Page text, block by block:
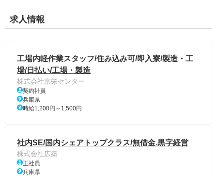
求人情報
工場内軽作業スタッフ/住み込み可/即入寮/製造・工
場/日払い/工場・製造
株式会社京栄センター
契約社員
兵庫県
時給1,200円～1,500円
社内SE/国内シェアトップクラス/無借金.黒字経営
株式会社広築
正社員
兵庫県